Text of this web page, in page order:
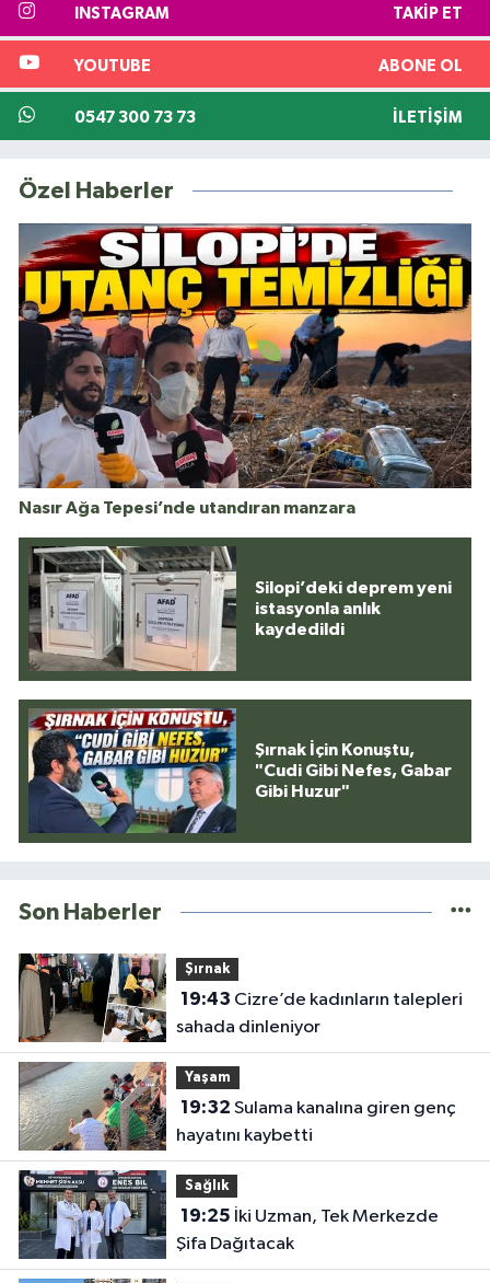
INSTAGRAM TAKIP ET
YOUTUBE ABONE OL
0547 300 73 73 İLETIŞIM
Özel Haberler
Nasır Ağa Tepesi’nde utandıran manzara
Silopi’deki deprem yeni
istasyonla anlık
kaydedildi
Şırnak İçin Konuştu,
"Cudi Gibi Nefes, Gabar
Gibi Huzur"
Son Haberler
Şırnak
19:43
sahada dinleniyor
Yaşam
19:32
hayatını kaybetti
Sağlık
19:25
Şifa Dağıtacak